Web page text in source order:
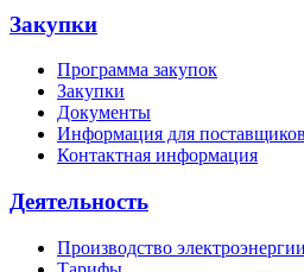
Закупки
Программа закупок
Закупки
Документы
Информация для поставщиков
Контактная информация
Деятельность
Производство